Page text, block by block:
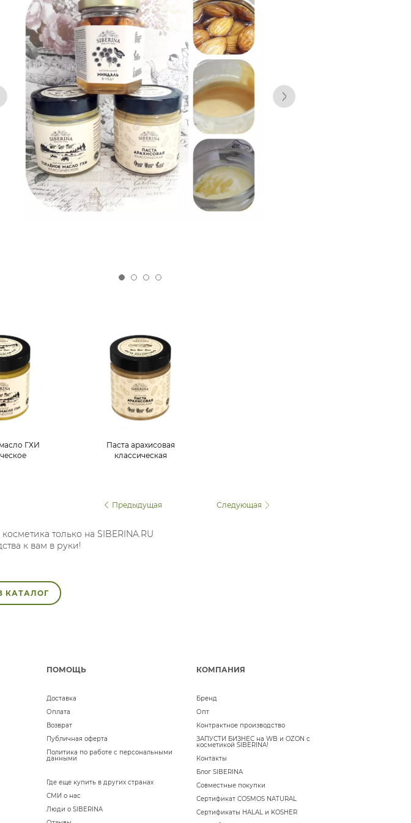
ГХИ
Паста арахисовая
классическая
Предыдущая Следующая
только на SIBERINA.RU
к вам в руки!
КАТАЛОГ
ПОМОЩЬ
Доставка
Оплата
Возврат
Публичная оферта
Политика по работе с персональными
данными
Где еще купить в других странах
СМИ о нас
Люди о SIBERINA
КОМПАНИЯ
Бренд
Опт
Контрактное производство
ЗАПУСТИ БИЗНЕС на WB и OZON с
косметикой SIBERINA!
Контакты
Блог SIBERINA
Совместные покупки
Сертификат COSMOS NATURAL
Сертификаты HALAL и KOSHER